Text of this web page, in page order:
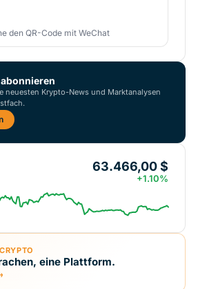
den QR-Code mit WeChat
neuesten Krypto-News und Marktanalysen
63.466,00 $
+1.10%
eine Plattform.